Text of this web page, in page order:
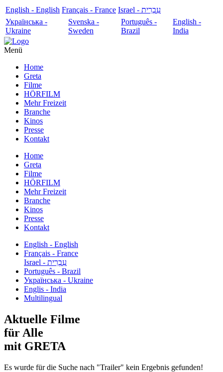
English - English Français - France
עִבְרִית - Israel
Українська -
Ukraine
Svenska -
Sweden
Português -
Brazil
English -
India
Menü
Home
Greta
Filme
HÖRFILM
Mehr Freizeit
Branche
Kinos
Presse
Kontakt
Home
Greta
Filme
HÖRFILM
Mehr Freizeit
Branche
Kinos
Presse
Kontakt
English - English
Français - France
עִבְרִית - Israel
Português - Brazil
Українська - Ukraine
Englis - India
Multilingual
Aktuelle Filme
für Alle
mit GRETA
Es wurde für die Suche nach "Trailer" kein Ergebnis gefunden!